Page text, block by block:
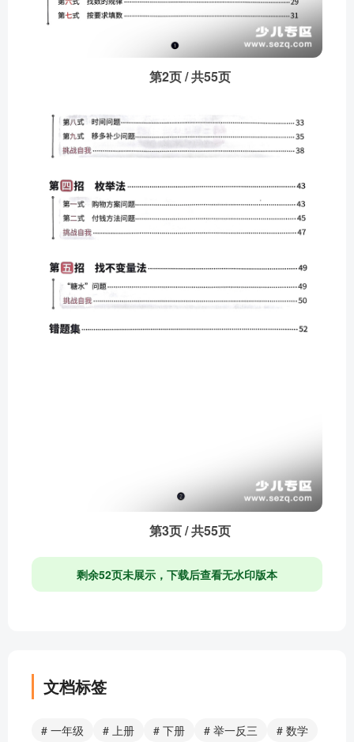
第2页 / 共55页
第3页 / 共55页
剩余52页未展示，下载后查看无水印版本
文档标签
# 一年级 # 上册 # 下册 # 举一反三 # 数学